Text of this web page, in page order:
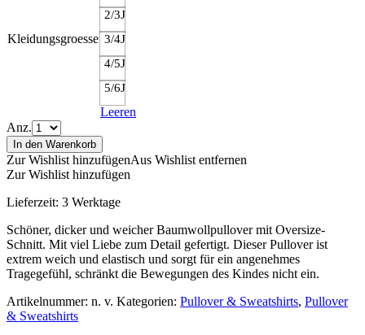
Kleidungsgroesse
2/3J
3/4J
4/5J
5/6J
Leeren
Anz.
In den Warenkorb
Zur Wishlist hinzufügenAus Wishlist entfernen
Zur Wishlist hinzufügen
Lieferzeit: 3 Werktage
Schöner, dicker und weicher Baumwollpullover mit Oversize-
Schnitt. Mit viel Liebe zum Detail gefertigt. Dieser Pullover ist
extrem weich und elastisch und sorgt für ein angenehmes
Tragegefühl, schränkt die Bewegungen des Kindes nicht ein.
Artikelnummer: n. v. Kategorien: Pullover & Sweatshirts, Pullover
& Sweatshirts